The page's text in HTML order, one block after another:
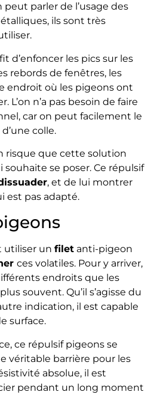
parler de l’usage des
ils sont très
d’enfoncer les pics sur les
rebords de fenêtres, les
endroit où les pigeons ont
L’on n’a pas besoin de faire
car on peut facilement le
colle.
risque que cette solution
souhaite se poser. Ce répulsif
, et de lui montrer
est pas adapté.
utiliser un filet anti-pigeon
ces volatiles. Pour y arriver,
endroits que les
souvent. Qu’il s’agisse du
indication, il est capable
surface.
ce répulsif pigeons se
véritable barrière pour les
absolue, il est
pendant un long moment